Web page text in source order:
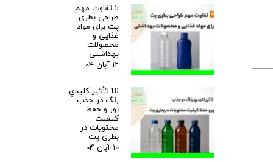
5 تفاوت مهم
طراحی بطری
پت برای مواد
غذایی و
محصولات
بهداشتی
۱۲ آبان ۰۴
10 تأثیر کلیدیِ
رنگ در جذب
نور و حفظ
کیفیت
محتویات در
بطری پت
۱۰ آبان ۰۴